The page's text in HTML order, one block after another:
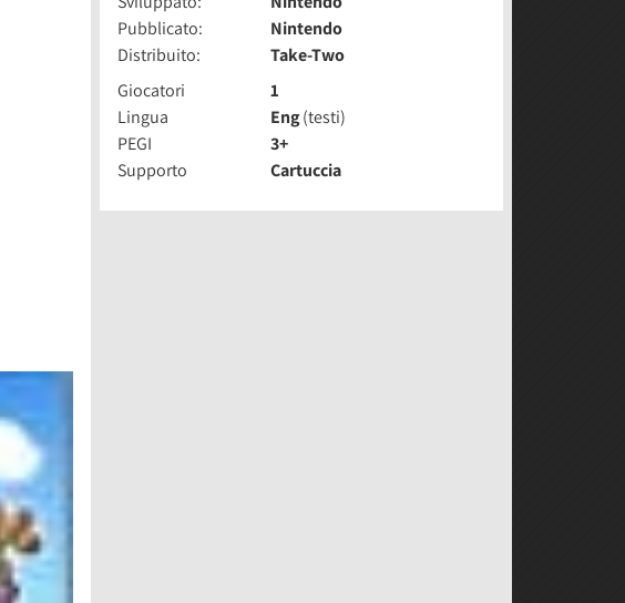
Pubblicato:
Nintendo
Distribuito:
Take-Two
Giocatori
1
Lingua
Eng(testi)
PEGI
3+
Supporto
Cartuccia